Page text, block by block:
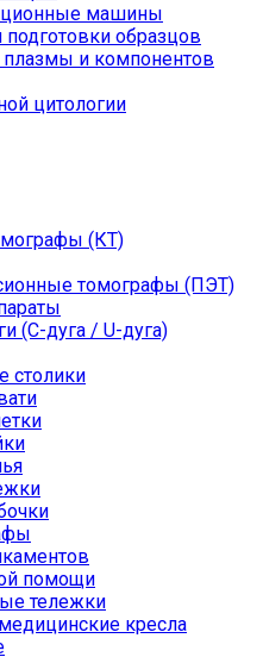
машины
образцов
и компонентов
цитологии
(КТ)
томографы (ПЭТ)
(С-дуга / U-дуга)
столики
помощи
тележки
кресла